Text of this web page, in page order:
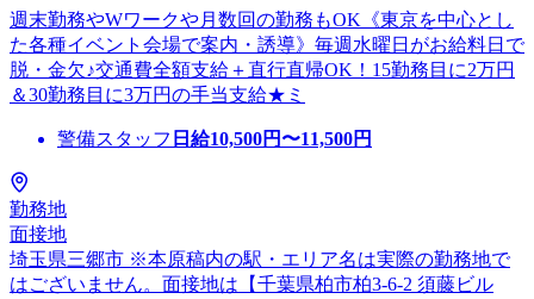
週末勤務やWワークや月数回の勤務もOK《東京を中心とし
た各種イベント会場で案内・誘導》毎週水曜日がお給料日で
脱・金欠♪交通費全額支給＋直行直帰OK！15勤務目に2万円
＆30勤務目に3万円の手当支給★ミ
警備スタッフ 日給10,500円〜11,500円
勤務地
面接地
埼玉県三郷市 ※本原稿内の駅・エリア名は実際の勤務地で
はございません。面接地は【千葉県柏市柏3-6-2 須藤ビル